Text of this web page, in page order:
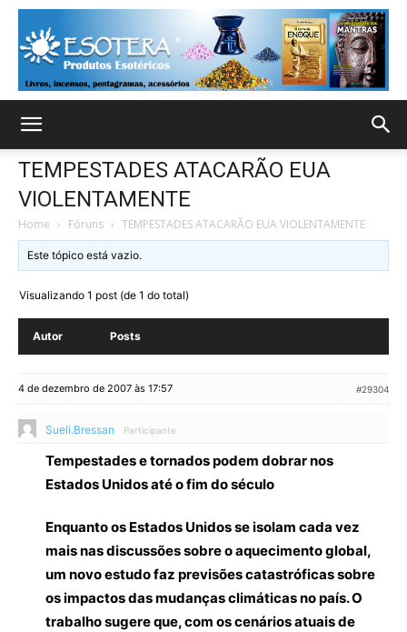
TEMPESTADES ATACARÃO EUA
VIOLENTAMENTE
Home › Fóruns › TEMPESTADES ATACARÃO EUA VIOLENTAMENTE
Este tópico está vazio.
Visualizando 1 post (de 1 do total)
Autor Posts
4 de dezembro de 2007 às 17:57 #29304
Sueli.Bressan Participante
Tempestades e tornados podem dobrar nos
Estados Unidos até o fim do século
Enquanto os Estados Unidos se isolam cada vez
mais nas discussões sobre o aquecimento global,
um novo estudo faz previsões catastróficas sobre
os impactos das mudanças climáticas no país. O
trabalho sugere que, com os cenários atuais de